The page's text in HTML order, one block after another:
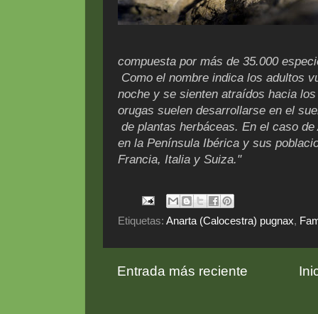
compuesta por más de 35.000
Como el nombre indica los adultos
noche y se sienten atraídos hacia
orugas suelen desarrollarse en el
de plantas herbáceas. En el caso
en la Península Ibérica y sus
Francia, Italia y Suiza."
Etiquetas: Anarta (Calocestra) pugnax,
Entrada más reciente